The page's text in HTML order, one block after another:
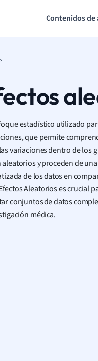
Contenidos de
estadístico utilizado
que permite
variaciones dentro de los
y proceden de
de los datos en
Aleatorios es crucial
conjuntos de datos
médica.